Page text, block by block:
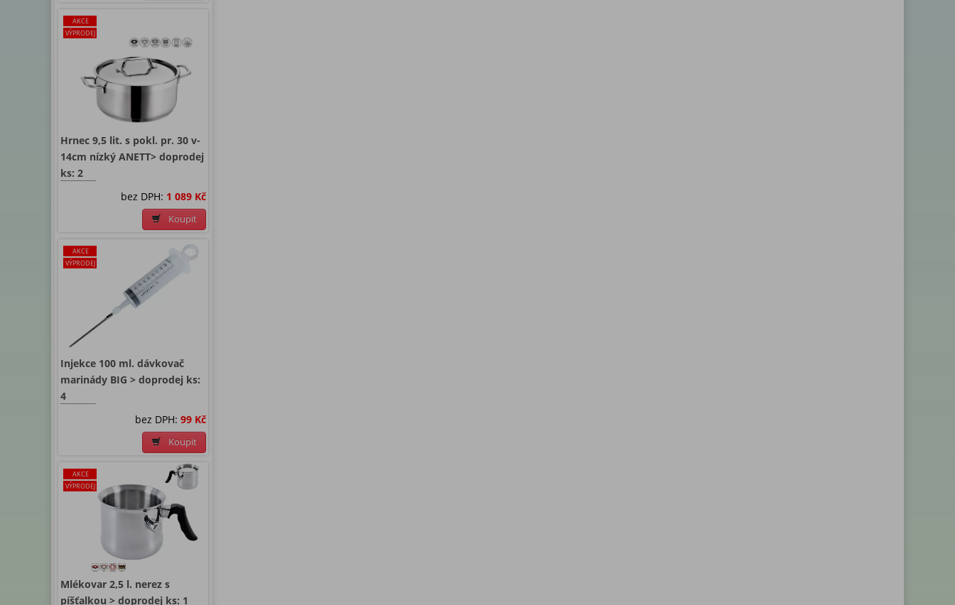
AKCE
VÝPRODEJ
Hrnec 9,5 lit. s pokl. pr. 30 v-
14cm nízký ANETT> doprodej
ks: 2
bez DPH: 1 089 Kč
Koupit
AKCE
VÝPRODEJ
Injekce 100 ml. dávkovač
marinády BIG > doprodej ks:
4
bez DPH: 99 Kč
Koupit
AKCE
VÝPRODEJ
Mlékovar 2,5 l. nerez s
píšťalkou > doprodej ks: 1